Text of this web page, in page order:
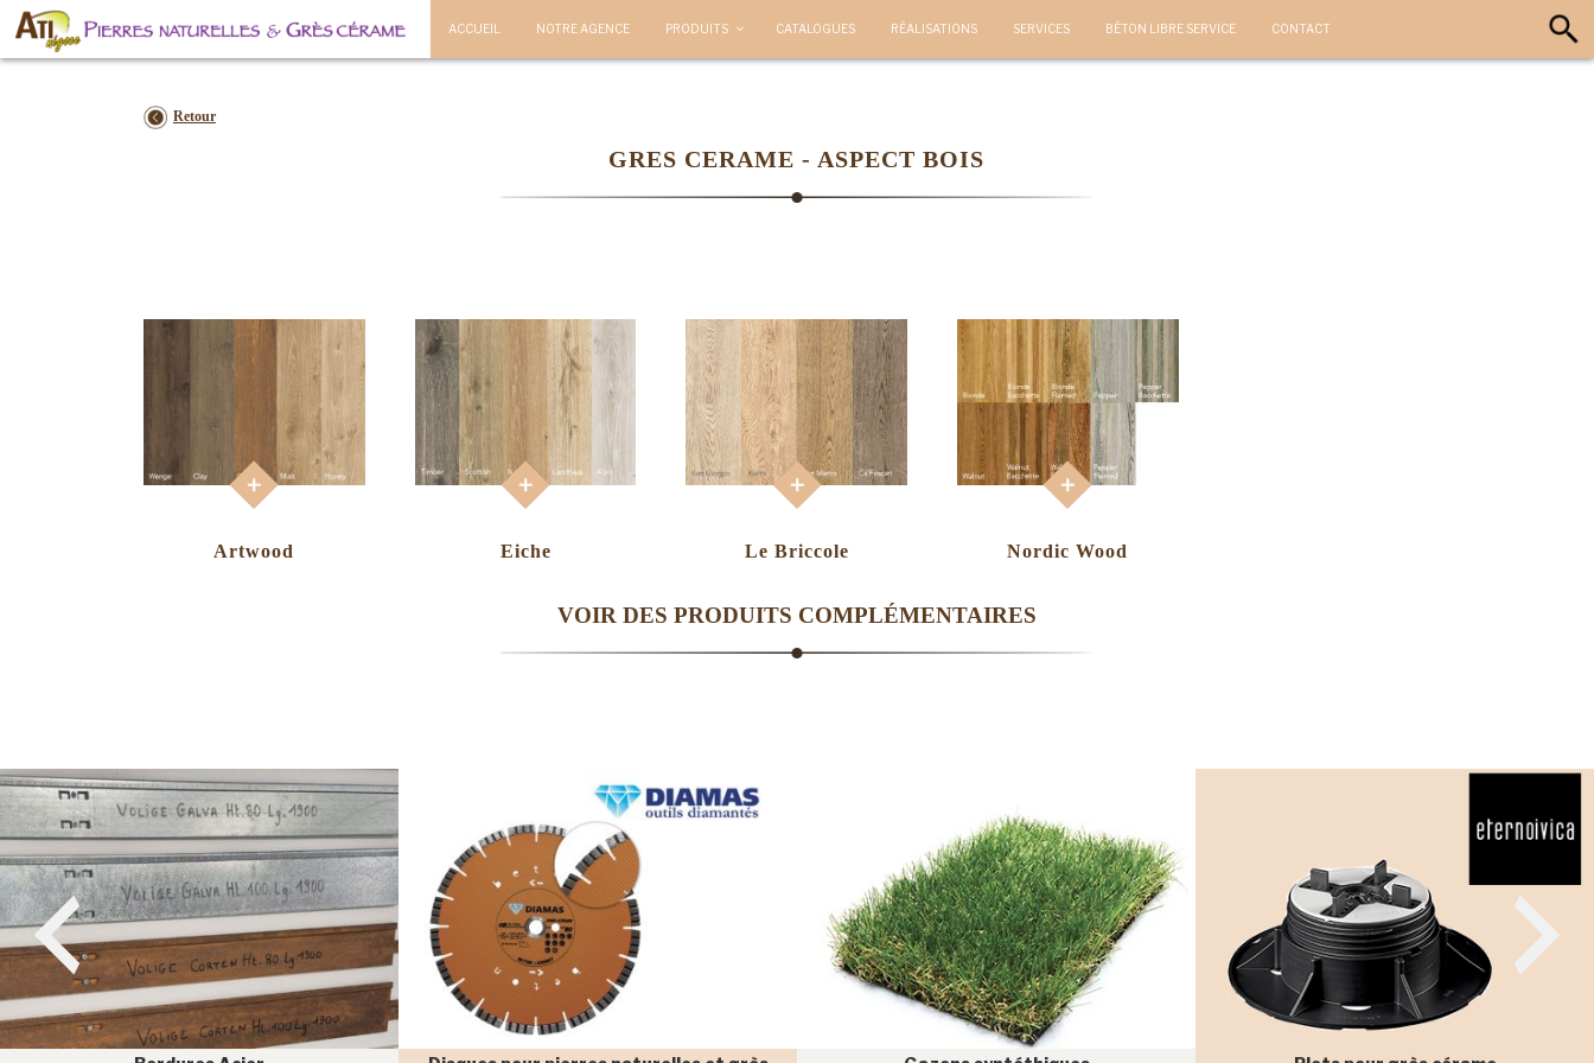
ACCUEIL NOTRE AGENCE PRODUITS CATALOGUES RÉALISATIONS SERVICES BÉTON LIBRE SERVICE CONTACT
Retour
GRES CERAME - ASPECT BOIS
Artwood Eiche Le Briccole Nordic Wood
VOIR DES PRODUITS COMPLÉMENTAIRES